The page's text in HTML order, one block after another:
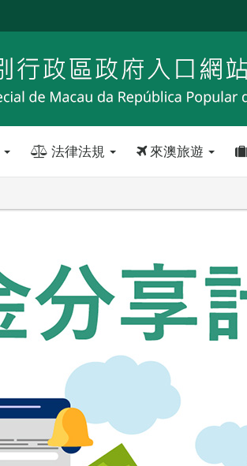
法律法規 來澳旅遊